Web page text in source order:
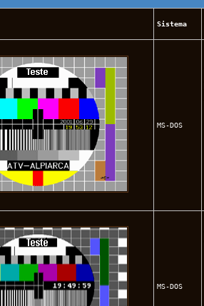
Sistema
MS-DOS
MS-DOS